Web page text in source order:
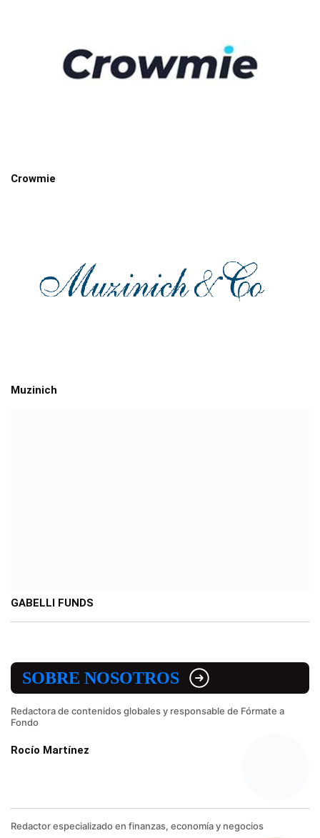
Crowmie
Muzinich
GABELLI FUNDS
SOBRE NOSOTROS
Redactora de contenidos globales y responsable de Fórmate a
Fondo
Rocío Martínez
Redactor especializado en finanzas, economía y negocios